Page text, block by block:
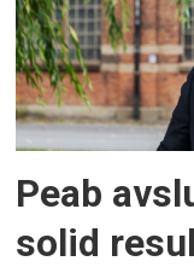
Peab
solid